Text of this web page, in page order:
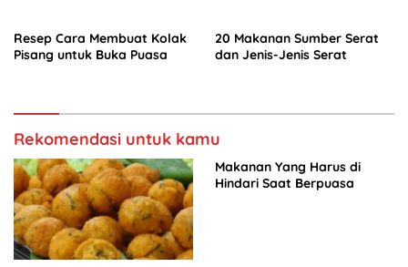
Resep Cara Membuat Kolak
Pisang untuk Buka Puasa
20 Makanan Sumber Serat
dan Jenis-Jenis Serat
Rekomendasi untuk kamu
Makanan Yang Harus di
Hindari Saat Berpuasa